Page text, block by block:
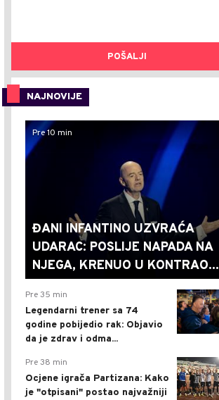
POŠALJI
NAJNOVIJE
Pre 10 min
ĐANI INFANTINO UZVRAĆA
UDARAC: POSLIJE NAPADA NA
NJEGA, KRENUO U KONTRAO...
Pre 35 min
Legendarni trener sa 74
godine pobijedio rak: Objavio
da je zdrav i odma...
Pre 38 min
Ocjene igrača Partizana: Kako
je "otpisani" postao najvažniji